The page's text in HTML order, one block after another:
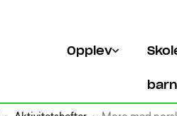
Opplev